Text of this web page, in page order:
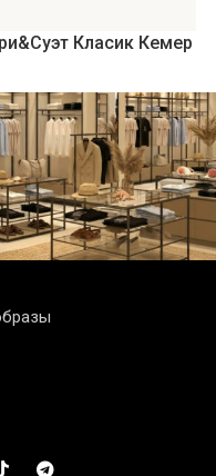
Класик Кемер